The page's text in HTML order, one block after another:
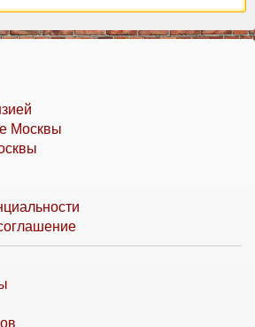
Москвы